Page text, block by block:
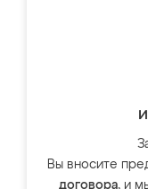
Вы вносите
договора, и